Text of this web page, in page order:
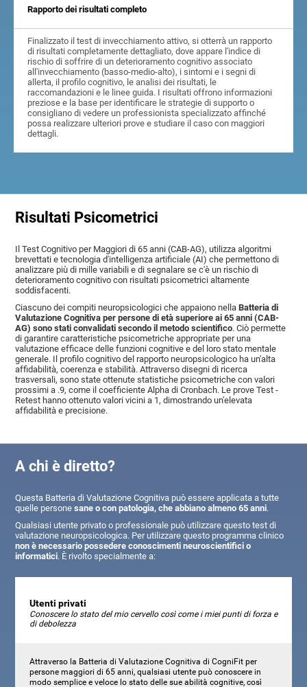
Rapporto dei risultati completo
Finalizzato il test di invecchiamento attivo, si otterrà un rapporto
di risultati completamente dettagliato, dove appare l'indice di
rischio di soffrire di un deterioramento cognitivo associato
all'invecchiamento (basso-medio-alto), i sintomi e i segni di
allerta, il profilo cognitivo, le analisi dei risultati, le
raccomandazioni e le linee guida. I risultati offrono informazioni
preziose e la base per identificare le strategie di supporto o
consigliano di vedere un professionista specializzato affinché
possa realizzare ulteriori prove e studiare il caso con maggiori
dettagli.
Risultati Psicometrici
Il Test Cognitivo per Maggiori di 65 anni (CAB-AG), utilizza algoritmi
brevettati e tecnologia d'intelligenza artificiale (AI) che permettono di
analizzare più di mille variabili e di segnalare se c'è un rischio di
deterioramento cognitivo con risultati psicometrici altamente
soddisfacenti.
Ciascuno dei compiti neuropsicologici che appaiono nellaBatteria di
Valutazione Cognitiva per persone di età superiore ai 65 anni (CAB-
AG) sono stati convalidati secondo il metodo scientifico. Ciò permette
di garantire caratteristiche psicometriche appropriate per una
valutazione efficace delle funzioni cognitive e del loro stato mentale
generale. Il profilo cognitivo del rapporto neuropsicologico ha un'alta
affidabilità, coerenza e stabilità. Attraverso disegni di ricerca
trasversali, sono state ottenute statistiche psicometriche con valori
prossimi a .9, come il coefficiente Alpha di Cronbach. Le prove Test -
Retest hanno ottenuto valori vicini a 1, dimostrando un'elevata
affidabilità e precisione.
A chi è diretto?
Questa Batteria di Valutazione Cognitiva può essere applicata a tutte
quelle personesane o con patologia, che abbiano almeno 65 anni.
Qualsiasi utente privato o professionale può utilizzare questo test di
valutazione neuropsicologica. Per utilizzare questo programma clinico
non è necessario possedere conoscimenti neuroscientifici o
informatici. È rivolto specialmente a:
Utenti privati
Conoscere lo stato del mio cervello così come i miei punti di forza e
di debolezza
Attraverso la Batteria di Valutazione Cognitiva di CogniFit per
persone maggiori di 65 anni, qualsiasi utente può conoscere in
modo semplice e veloce lo stato delle sue abilità cognitive, così